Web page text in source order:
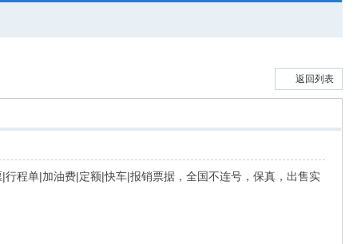
返回列表
程单|加油费|定额|快车|报销票据，全国不连号，保真，出售实